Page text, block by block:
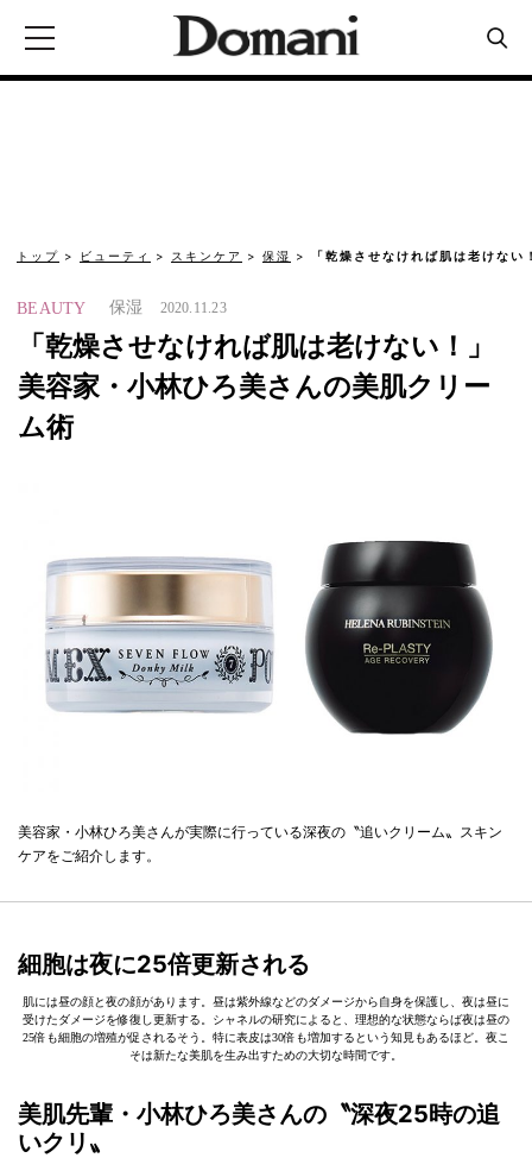
トップ ビューティ スキンケア 保湿 「乾燥させなければ肌は老けな
BEAUTY 保湿 2020.11.23
「乾燥させなければ肌は老けない！」
美容家・小林ひろ美さんの美肌クリー
ム術
美容家・小林ひろ美さんが実際に行っている深夜の〝追いクリーム〟スキン
ケアをご紹介します。
細胞は夜に25倍更新される
肌には昼の顔と夜の顔があります。昼は紫外線などのダメージから自身を保護し、夜は昼に
受けたダメージを修復し更新する。シャネルの研究によると、理想的な状態ならば夜は昼の
25倍も細胞の増殖が促されるそう。特に表皮は30倍も増加するという知見もあるほど。夜こ
そは新たな美肌を生み出すための大切な時間です。
美肌先輩・小林ひろ美さんの〝深夜25時の追
いクリ〟